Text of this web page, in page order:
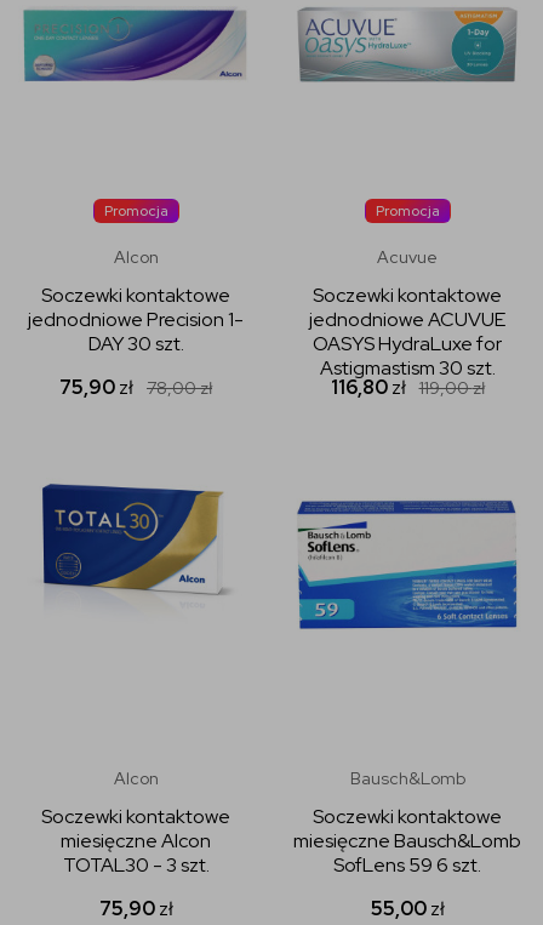
Promocja
Alcon
Soczewki kontaktowe
jednodniowe Precision 1-
DAY 30 szt.
75,90zł 78,00zł
Promocja
Acuvue
Soczewki kontaktowe
jednodniowe ACUVUE
OASYS HydraLuxe for
Astigmastism 30 szt.
116,80zł 119,00zł
Alcon
Soczewki kontaktowe
miesięczne Alcon
TOTAL30 - 3 szt.
75,90zł
Bausch&Lomb
Soczewki kontaktowe
miesięczne Bausch&Lomb
SofLens 59 6 szt.
55,00zł